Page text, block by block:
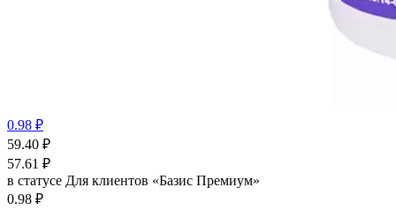
0.98 ₽
59.40 ₽
57.61 ₽
в статусе Для клиентов «Базис Премиум»
0.98 ₽